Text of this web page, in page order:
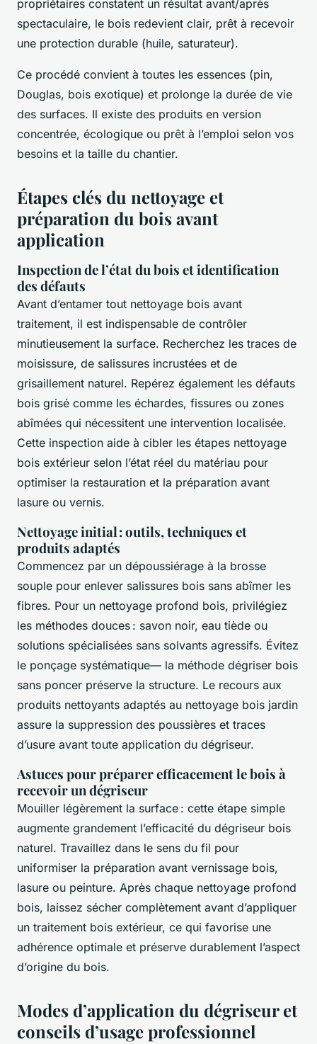
propriétaires constatent un résultat avant/après
spectaculaire, le bois redevient clair, prêt à recevoir
une protection durable (huile, saturateur).
Ce procédé convient à toutes les essences (pin,
Douglas, bois exotique) et prolonge la durée de vie
des surfaces. Il existe des produits en version
concentrée, écologique ou prêt à l’emploi selon vos
besoins et la taille du chantier.
Étapes clés du nettoyage et
préparation du bois avant
application
Inspection de l’état du bois et identification
des défauts
Avant d’entamer tout nettoyage bois avant
traitement, il est indispensable de contrôler
minutieusement la surface. Recherchez les traces de
moisissure, de salissures incrustées et de
grisaillement naturel. Repérez également les défauts
bois grisé comme les échardes, fissures ou zones
abîmées qui nécessitent une intervention localisée.
Cette inspection aide à cibler les étapes nettoyage
bois extérieur selon l’état réel du matériau pour
optimiser la restauration et la préparation avant
lasure ou vernis.
Nettoyage initial : outils, techniques et
produits adaptés
Commencez par un dépoussiérage à la brosse
souple pour enlever salissures bois sans abîmer les
fibres. Pour un nettoyage profond bois, privilégiez
les méthodes douces : savon noir, eau tiède ou
solutions spécialisées sans solvants agressifs. Évitez
le ponçage systématique— la méthode dégriser bois
sans poncer préserve la structure. Le recours aux
produits nettoyants adaptés au nettoyage bois jardin
assure la suppression des poussières et traces
d’usure avant toute application du dégriseur.
Astuces pour préparer efficacement le bois à
recevoir un dégriseur
Mouiller légèrement la surface : cette étape simple
augmente grandement l’efficacité du dégriseur bois
naturel. Travaillez dans le sens du fil pour
uniformiser la préparation avant vernissage bois,
lasure ou peinture. Après chaque nettoyage profond
bois, laissez sécher complètement avant d’appliquer
un traitement bois extérieur, ce qui favorise une
adhérence optimale et préserve durablement l’aspect
d’origine du bois.
Modes d’application du dégriseur et
conseils d’usage professionnel